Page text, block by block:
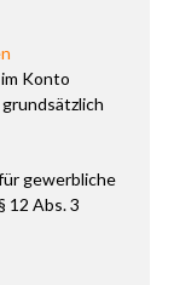
Konto
gewerbliche
12 Abs. 3